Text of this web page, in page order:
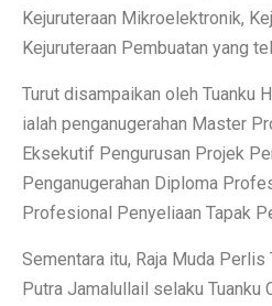
Kejuruteraan Mikroelektronik,
Kejuruteraan Pembuatan yang
Turut disampaikan oleh Tuanku
ialah penganugerahan Master
Eksekutif Pengurusan Projek
Penganugerahan Diploma
Profesional Penyeliaan Tapak
Sementara itu, Raja Muda Perlis
Putra Jamalullail selaku Tuanku